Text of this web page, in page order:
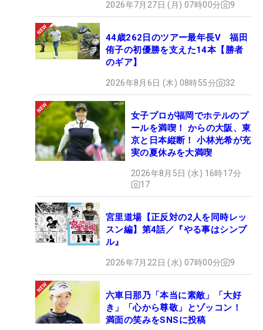
2026年7月27日 (月) 07時00分 9
44歳262日のツアー最年長V 福田
侑子の初優勝を支えた14本【勝者
のギア】
2026年8月6日 (木) 08時55分 32
女子プロが福岡でホテルのプ
ールを満喫！ からの大阪、東
京と日本縦断！ 小林光希が充
実の夏休みを大満喫
2026年8月5日 (水) 16時17分
17
宮里道場【正反対の2人を同時レッ
スン編】第4話／『やる事はシンプ
ル』
2026年7月22日 (水) 07時00分 9
六車日那乃「本当に素敵」「大好
き」「心から尊敬」とゾッコン！
満面の笑みをSNSに投稿